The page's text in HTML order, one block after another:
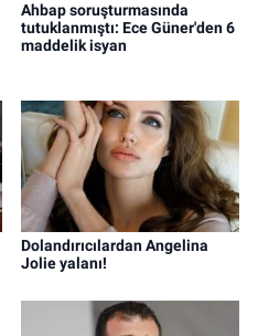
Ahbap soruşturmasında
tutuklanmıştı: Ece Güner'den 6
maddelik isyan
Dolandırıcılardan Angelina
Jolie yalanı!